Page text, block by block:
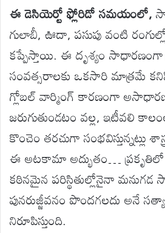
ఈ డెసియెర్టో ఫ్లోరిడో సమయంలో,
గులాబీ, ఊదా, పసుపు వంటి
కప్పేస్తాయి. ఈ దృశ్యం సాధారణంగా
సంవత్సరాలకు ఒకసారి మాత్రమే
గ్లోబల్ వార్మింగ్ కారణంగా
జరుగుతుండటం వల్ల, ఇటీవలి
కొంచెం తరచుగా సంభవిస్తున్నట్లు
ఈ అటకామా అద్భుతం…
కఠినమైన పరిస్థితుల్లోనైనా
పునరుజ్జీవనం పొందగలదు అనే
నిరూపిస్తుంది.